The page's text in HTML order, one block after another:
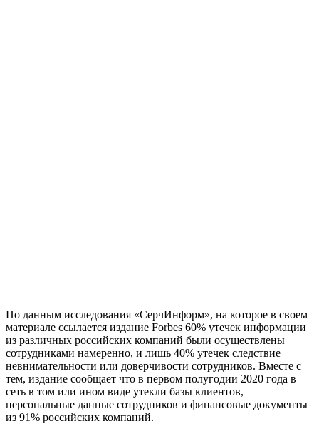
По данным исследования «СерчИнформ», на которое в своем
материале ссылается издание Forbes 60% утечек информации
из различных российских компаний были осуществлены
сотрудниками намеренно, и лишь 40% утечек следствие
невнимательности или доверчивости сотрудников. Вместе с
тем, издание сообщает что в первом полугодии 2020 года в
сеть в том или ином виде утекли базы клиентов,
персональные данные сотрудников и финансовые документы
из 91% российских компаний.